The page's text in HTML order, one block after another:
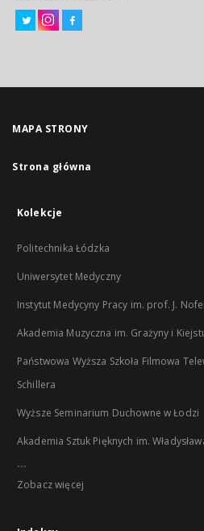
MAPA STRONY
Strona główna
Kolekcje
Politechnika Łódzka
Uniwersytet Medyczny
Instytut Medycyny Pracy im. prof. J.
Akademia Muzyczna im. Grażyny i
Państwowa Wyższa Szkoła Filmowa
Schillera
Wyższe Seminarium Duchowne w Łodzi
Akademia Sztuk Pięknych im.
...
Zobacz więcej